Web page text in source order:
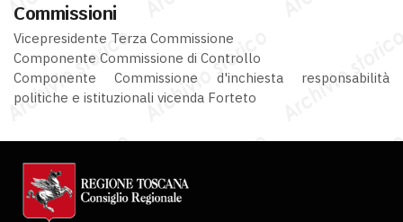
Commissioni
Vicepresidente Terza Commissione
Componente Commissione di Controllo
Componente Commissione d'inchiesta responsabilità
politiche e istituzionali vicenda Forteto